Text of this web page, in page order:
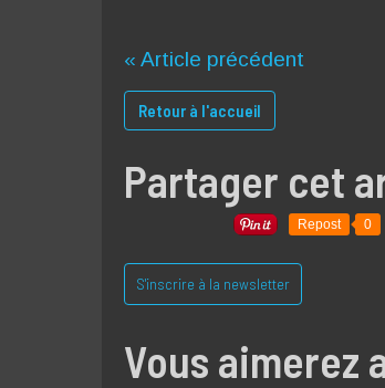
« Article précédent
Retour à l'accueil
Partager cet
Repost 0
S'inscrire à la newsletter
Vous aimerez